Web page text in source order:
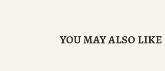
YOU MAY ALSO LIKE